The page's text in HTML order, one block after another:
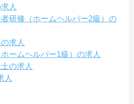
人
研修（ホームヘルパー2級）の
求人
ームヘルパー1級）の求人
の求人
人